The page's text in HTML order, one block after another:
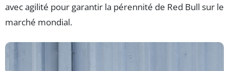
avec agilité pour garantir la pérennité de Red Bull sur le
marché mondial.